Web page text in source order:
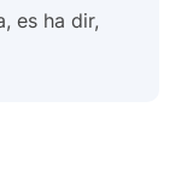
es ha dir,